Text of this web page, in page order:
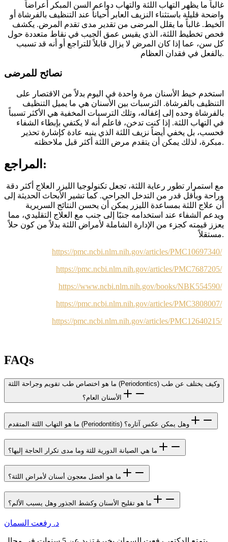
غالباً ما يظهر التهاب اللثة والتهاب دواعم السن المبكر أعراضاً
واضحة قليلة باستثناء النزيف العابر أحياناً عند التنظيف بالفرشاة أو
الخيط. غالباً ما يقلل المرضى من تقدير مدى تقدم المرض. يكشف
فحص تخطيط اللثة، الذي يقيس عمق الجيب في نقاط متعددة حول
كل سن، عما إذا كان المرض لا يزال قابلاً للتراجع أو أنه قد تسبب
بالفعل في فقدان العظام.
نصائح للمرضى
استخدم خيط الأسنان مرة واحدة في اليوم بدلاً من الاقتصار على
التنظيف بالفرشاة. الترسبات بين الأسنان هي ما يميل التنظيف
بالفرشاة وحده إلى إغفاله، وتلك الترسبات المخفية هي الأكثر تسبباً
في التهاب اللثة. إذا كنت تدخن، فاعلم أنه لا يكتفي بإبطاء الشفاء
فحسب، بل يخفي أيضاً نزيف اللثة الذي ينبه عادة كإشارة تحذير
مبكرة، لذلك يمكن أن يتقدم مرض اللثة أكثر قبل ملاحظته.
المراجع:
مع استمرار تطور رعاية اللثة، تجعل تكنولوجيا الليزر العلاج أكثر دقة
وراحة وبأقل قدر من التدخل الجراحي. كما تشير الأبحاث الحديثة إلى
أن علاج اللثة بمساعدة الليزر يمكن أن يحسن النتائج السريرية
ويدعم الشفاء عند استخدامه جنبًا إلى جنب مع العلاج التقليدي، مما
يعزز قيمته كجزء من الإدارة الشاملة لأمراض اللثة بدلاً من كون حلاً
مستقلاً.
https://pmc.ncbi.nlm.nih.gov/articles/PMC10697340/
https://pmc.ncbi.nlm.nih.gov/articles/PMC7687205/
https://www.ncbi.nlm.nih.gov/books/NBK554590/
https://pmc.ncbi.nlm.nih.gov/articles/PMC3808007/
https://pmc.ncbi.nlm.nih.gov/articles/PMC12640215/
FAQs
ما هو اختصاص طب تقويم وجراحة اللثة (Periodontics) وكيف يختلف عن طب
الأسنان العام؟
ما هو التهاب اللثة المتقدم (Periodontitis) وهل يمكن عكس آثاره؟
ما هي الصيانة الدورية للثة وما مدى تكرار الحاجة إليها؟
ما هو أفضل معجون أسنان لأمراض اللثة؟
ما هو تقليح الأسنان وكشط الجذور وهل يسبب الألم؟
د. رفعت السمان